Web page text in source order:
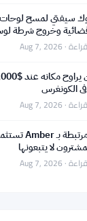
وخروج شرطة
الكونغرس